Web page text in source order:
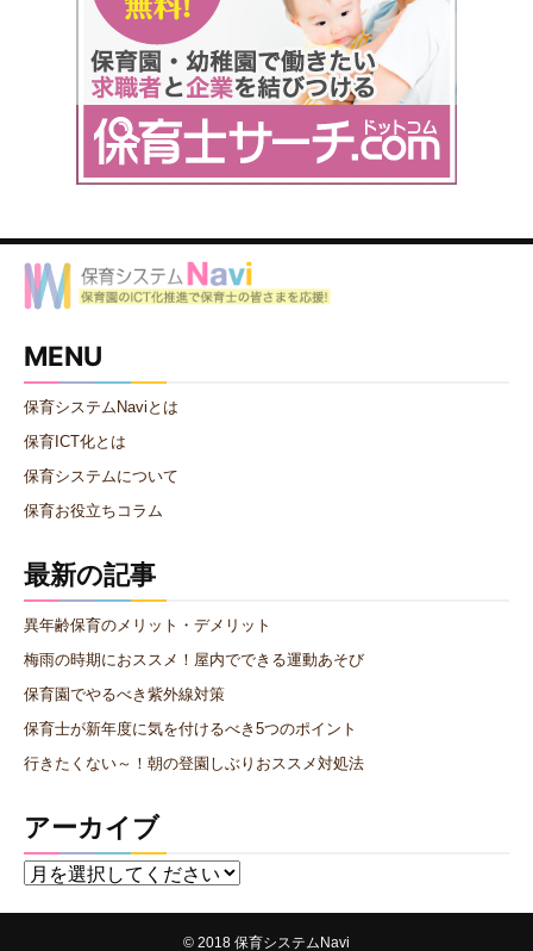
MENU
保育システムNaviとは
保育ICT化とは
保育システムについて
保育お役立ちコラム
最新の記事
異年齢保育のメリット・デメリット
梅雨の時期におススメ！屋内でできる運動あそび
保育園でやるべき紫外線対策
保育士が新年度に気を付けるべき5つのポイント
行きたくない～！朝の登園しぶりおススメ対処法
アーカイブ
© 2018 保育システムNavi